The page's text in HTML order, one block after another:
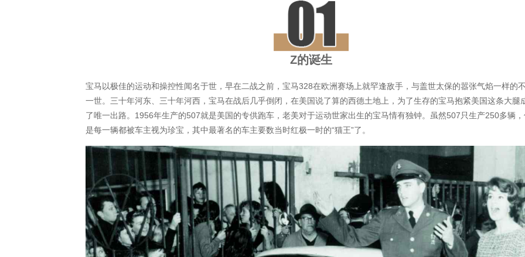
Z的诞生
宝马以极佳的运动和操控性闻名于世，早在二战之前，宝马328在欧洲赛场上就罕逢敌手，与盖世太保的嚣张气焰一样的
一世。三十年河东、三十年河西，宝马在战后几乎倒闭，在美国说了算的西德土地上，为了生存的宝马抱紧美国这条大腿
了唯一出路。1956年生产的507就是美国的专供跑车，老美对于运动世家出生的宝马情有独钟。虽然507只生产250多辆
是每一辆都被车主视为珍宝，其中最著名的车主要数当时红极一时的“猫王”了。